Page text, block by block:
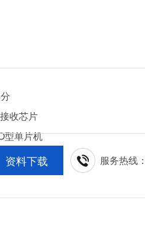
收芯片
型单片机
资料下载 服务热线：